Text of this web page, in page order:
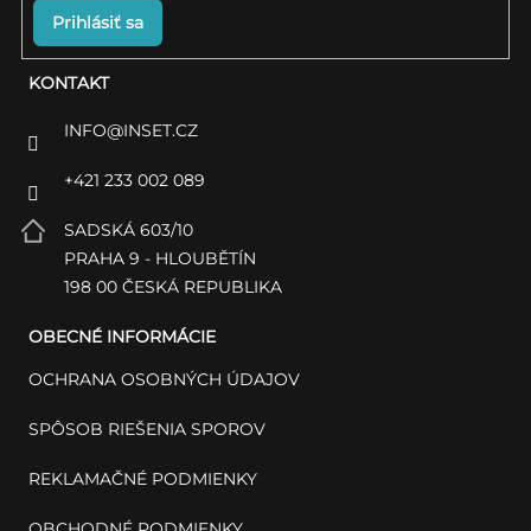
KONTAKT
INFO@INSET.CZ
+421 233 002 089
SADSKÁ 603/10
PRAHA 9 - HLOUBĚTÍN
198 00 ČESKÁ REPUBLIKA
OBECNÉ INFORMÁCIE
OCHRANA OSOBNÝCH ÚDAJOV
SPÔSOB RIEŠENIA SPOROV
REKLAMAČNÉ PODMIENKY
Prihlásiť sa